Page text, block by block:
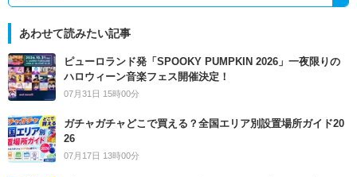
あわせて読みたい記事
ピューロランド発「SPOOKY PUMPKIN 2026」一夜限りの
ハロウィーン音楽フェス開催決定！
07月31日 15時00分
ガチャガチャどこで買える？全国エリア別設置場所ガイド20
26
07月17日 13時00分